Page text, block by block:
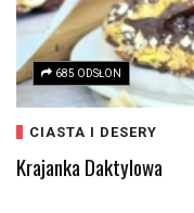
685 ODSŁON
CIASTA I DESERY
Krajanka Daktylowa